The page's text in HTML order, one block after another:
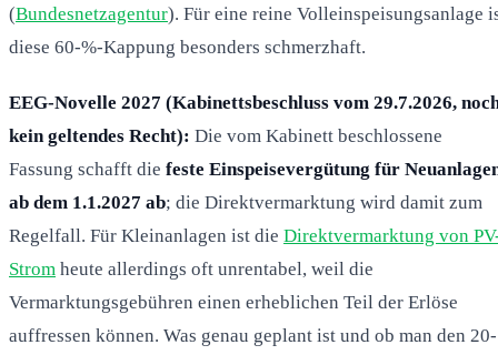
(Bundesnetzagentur). Für eine reine Volleinspeisungsanlage
diese 60-%-Kappung besonders schmerzhaft.
EEG-Novelle 2027 (Kabinettsbeschluss vom 29.7.2026,
kein geltendes Recht): Die vom Kabinett beschlossene
Fassung schafft die feste Einspeisevergütung für
ab dem 1.1.2027 ab; die Direktvermarktung wird damit zum
Regelfall. Für Kleinanlagen ist die Direktvermarktung von
Strom heute allerdings oft unrentabel, weil die
Vermarktungsgebühren einen erheblichen Teil der Erlöse
auffressen können. Was genau geplant ist und ob man den 20-